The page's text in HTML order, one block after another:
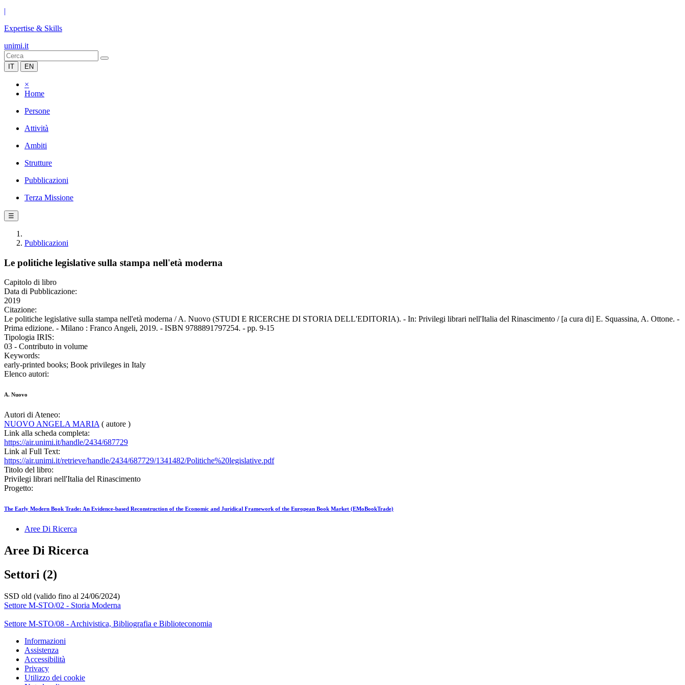
|
Expertise & Skills
unimi.it
IT EN
×
Home
Persone
Attività
Ambiti
Strutture
Pubblicazioni
Terza Missione
☰
Pubblicazioni
Le politiche legislative sulla stampa nell'età moderna
Capitolo di libro
Data di Pubblicazione:
2019
Citazione:
Le politiche legislative sulla stampa nell'età moderna / A. Nuovo (STUDI E RICERCHE DI STORIA DELL'EDITORIA). - In: Privilegi librari nell'Italia del Rinascimento / [a cura di] E. Squassina, A. Ottone. -
Prima edizione. - Milano : Franco Angeli, 2019. - ISBN 9788891797254. - pp. 9-15
Tipologia IRIS:
03 - Contributo in volume
Keywords:
early-printed books; Book privileges in Italy
Elenco autori:
A. Nuovo
Autori di Ateneo:
NUOVO ANGELA MARIA ( autore )
Link alla scheda completa:
https://air.unimi.it/handle/2434/687729
Link al Full Text:
https://air.unimi.it/retrieve/handle/2434/687729/1341482/Politiche%20legislative.pdf
Titolo del libro:
Privilegi librari nell'Italia del Rinascimento
Progetto:
The Early Modern Book Trade: An Evidence-based Reconstruction of the Economic and Juridical Framework of the European Book Market (EMoBookTrade)
Aree Di Ricerca
Aree Di Ricerca
Settori (2)
SSD old (valido fino al 24/06/2024)
Settore M-STO/02 - Storia Moderna
Settore M-STO/08 - Archivistica, Bibliografia e Biblioteconomia
Informazioni
Assistenza
Accessibilità
Privacy
Utilizzo dei cookie